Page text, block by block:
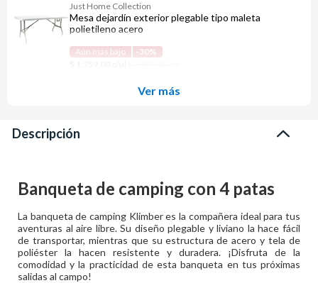
Just Home Collection
Mesa dejardín exterior plegable tipo maleta
polietileno acero
Aún mas bajo
-30%
Ver más
Descripción
Banqueta de camping con 4 patas
La banqueta de camping Klimber es la compañera ideal para tus
aventuras al aire libre. Su diseño plegable y liviano la hace fácil
de transportar, mientras que su estructura de acero y tela de
poliéster la hacen resistente y duradera. ¡Disfruta de la
comodidad y la practicidad de esta banqueta en tus próximas
salidas al campo!